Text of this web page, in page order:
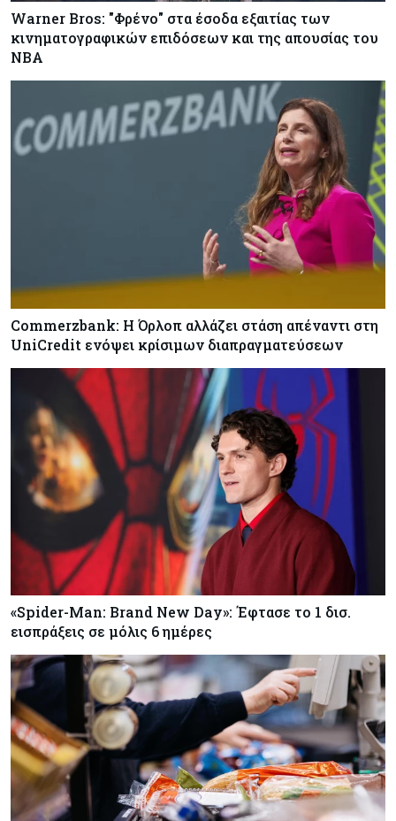
Warner Bros: "Φρένο" στα έσοδα εξαιτίας των
κινηματογραφικών επιδόσεων και της απουσίας του
NBA
Commerzbank: Η Όρλοπ αλλάζει στάση απέναντι στη
UniCredit ενόψει κρίσιμων διαπραγματεύσεων
«Spider-Man: Brand New Day»: Έφτασε το 1 δισ.
εισπράξεις σε μόλις 6 ημέρες